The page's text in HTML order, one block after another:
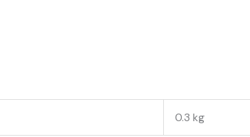
0.3 kg